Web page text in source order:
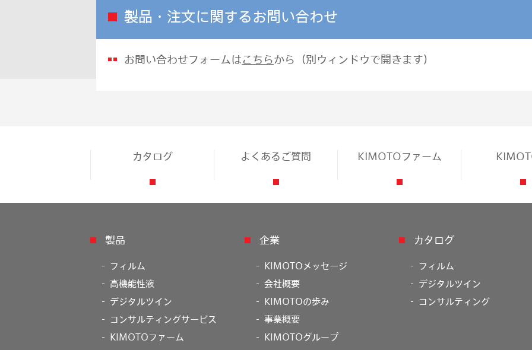
製品・注文に関するお問い合わせ
お問い合わせフォームはこちらから（別ウィンドウで開きます）
カタログ よくあるご質問 KIMOTOファーム
製品
フィルム
高機能性液
デジタルツイン
コンサルティングサービス
KIMOTOファーム
企業
KIMOTOメッセージ
会社概要
KIMOTOの歩み
事業概要
KIMOTOグループ
カタログ
フィルム
デジタルツイン
コンサルティング